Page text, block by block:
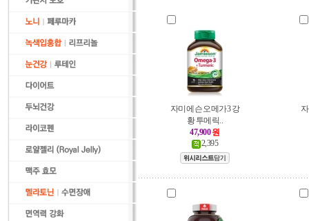
자미에슨 오메가3 강
황 투메릭..
47,900원
2,395